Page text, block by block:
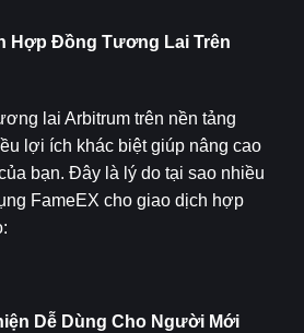
Hợp Đồng Tương Lai Trên
lai Arbitrum trên nền tảng
lợi ích khác biệt giúp nâng cao
bạn. Đây là lý do tại sao nhiều
FameEX cho giao dịch hợp
Dễ Dùng Cho Người Mới